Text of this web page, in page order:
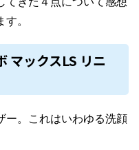
。
マックスLS リニ
ー。これはいわゆる洗顔